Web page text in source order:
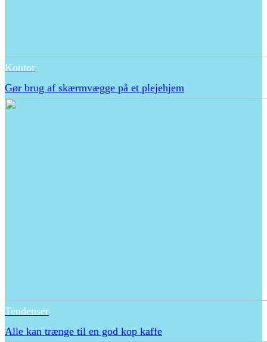
Kontor
Gør brug af skærmvægge på et plejehjem
Tendenser
Alle kan trænge til en god kop kaffe